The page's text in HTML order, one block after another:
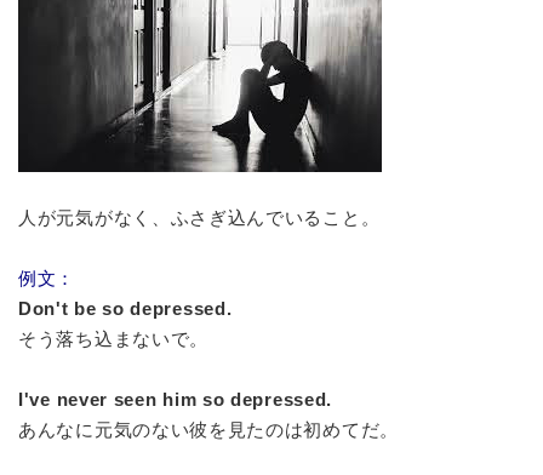
人が元気がなく、ふさぎ込んでいること。
例文：
Don't be so depressed.
そう落ち込まないで。
I've never seen him so depressed.
あんなに元気のない彼を見たのは初めてだ。